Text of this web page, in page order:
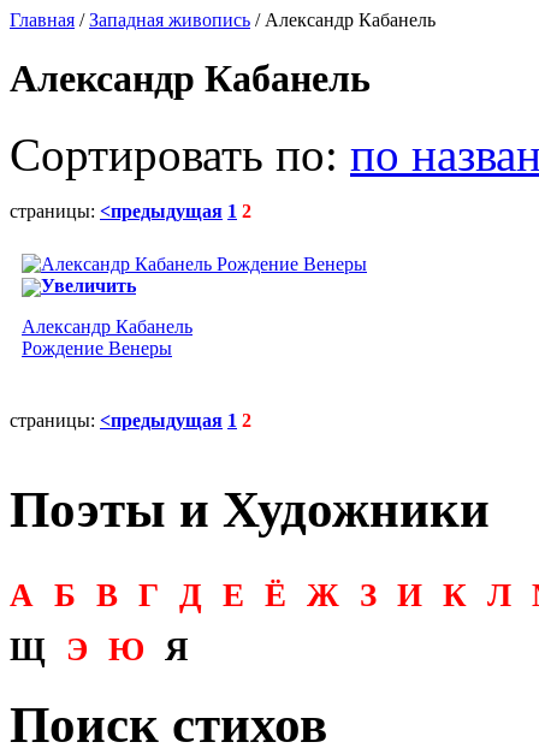
Главная /Западная живопись / Александр Кабанель
Александр Кабанель
Сортировать по: по
страницы: <предыдущая 1 2
Увеличить
Александр Кабанель
Рождение Венеры
страницы: <предыдущая 1 2
Поэты и Художники
А Б В Г Д Е Ё Ж З И К Л
Щ
Э Ю Я
Поиск стихов